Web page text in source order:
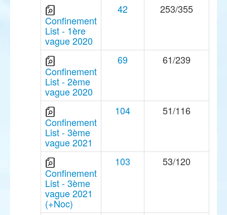
Confinement
List - 1ère
vague 2020
42 253/355
Confinement
List - 2ème
vague 2020
69 61/239
Confinement
List - 3ème
vague 2021
104 51/116
Confinement
List - 3ème
vague 2021
(+Noc)
103 53/120